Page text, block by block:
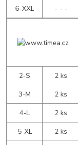
6-XXL
- - -
2-S
2 ks
3-M
2 ks
4-L
2 ks
5-XL
2 ks